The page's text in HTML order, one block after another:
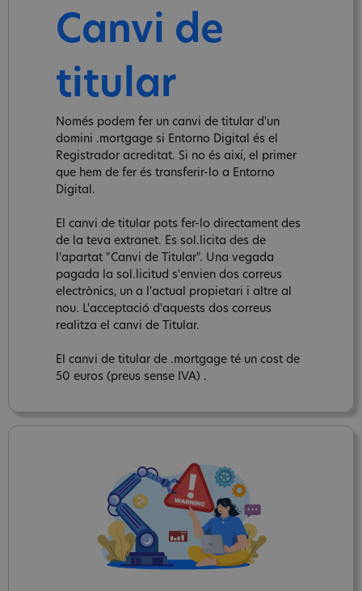
Canvi de
titular
Només podem fer un canvi de titular d'un
domini .mortgage si Entorno Digital és el
Registrador acreditat. Si no és així, el primer
que hem de fer és transferir-lo a Entorno
Digital.
El canvi de titular pots fer-lo directament des
de la teva extranet. Es sol.licita des de
l'apartat "Canvi de Titular". Una vegada
pagada la sol.licitud s'envien dos correus
electrònics, un a l'actual propietari i altre al
nou. L'acceptació d'aquests dos correus
realitza el canvi de Titular.
El canvi de titular de .mortgage té un cost de
50 euros (preus sense IVA) .